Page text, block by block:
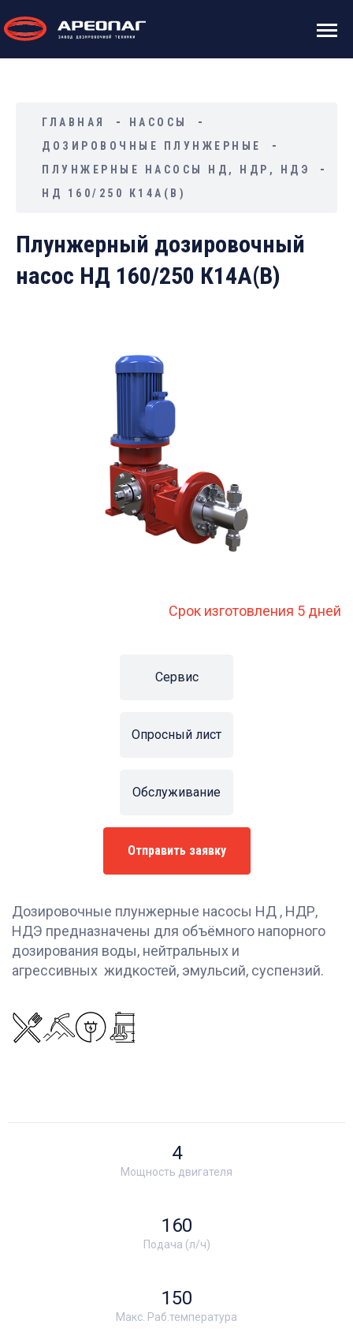
ГЛАВНАЯ
НАСОСЫ
ДОЗИРОВОЧНЫЕ ПЛУНЖЕРНЫЕ
ПЛУНЖЕРНЫЕ НАСОСЫ НД, НДР, НДЭ
НД 160/250 К14А(В)
Плунжерный дозировочный
насос НД 160/250 К14А(В)
Срок изготовления 5 дней
Сервис
Опросный лист
Обслуживание
Отправить заявку
Дозировочные плунжерные насосы НД , НДР,
НДЭ предназначены для объёмного напорного
дозирования воды, нейтральных и
агрессивных жидкостей, эмульсий, суспензий.
Мощность двигателя
4
Подача (л/ч)
160
Макс. Раб.температура
150